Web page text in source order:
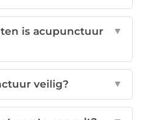
is acupunctuur
▼
veilig? ▼